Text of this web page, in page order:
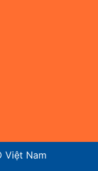
Việt Nam